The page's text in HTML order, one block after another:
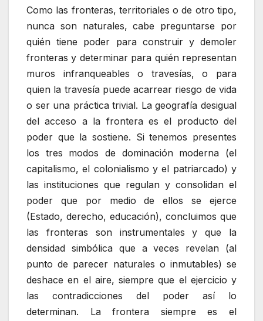
Como las fronteras, territoriales o de otro tipo,
nunca son naturales, cabe preguntarse por
quién tiene poder para construir y demoler
fronteras y determinar para quién representan
muros infranqueables o travesías, o para
quien la travesía puede acarrear riesgo de vida
o ser una práctica trivial. La geografía desigual
del acceso a la frontera es el producto del
poder que la sostiene. Si tenemos presentes
los tres modos de dominación moderna (el
capitalismo, el colonialismo y el patriarcado) y
las instituciones que regulan y consolidan el
poder que por medio de ellos se ejerce
(Estado, derecho, educación), concluimos que
las fronteras son instrumentales y que la
densidad simbólica que a veces revelan (al
punto de parecer naturales o inmutables) se
deshace en el aire, siempre que el ejercicio y
las contradicciones del poder así lo
determinan. La frontera siempre es el